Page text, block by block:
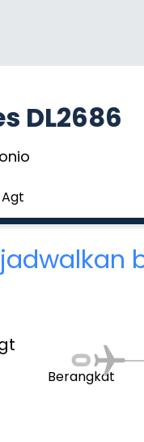
DL2686
Agt
Berangkat